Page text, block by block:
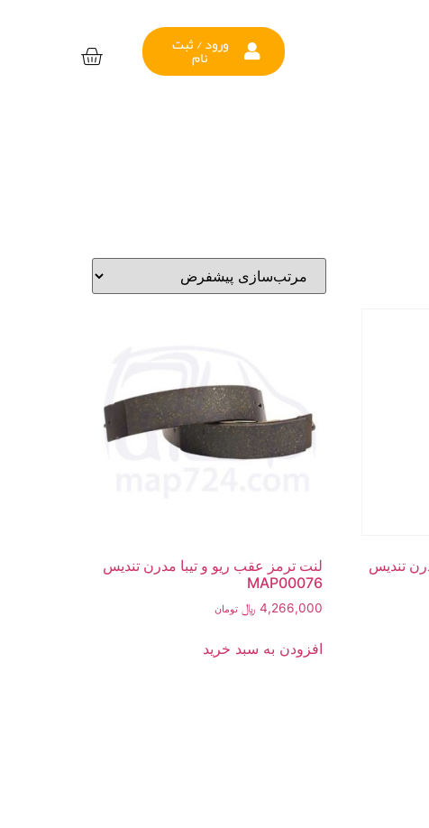
ورود / ثبت
نام
تندیس
لنت ترمز عقب ریو و تیبا مدرن تندیس
MAP00076
4,266,000 ﷼ تومان
افزودن به سبد خرید